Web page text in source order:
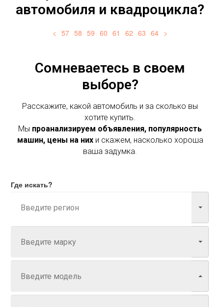
автомобиля и квадроцикла?
< 57 58 59 60 61 62 63 64 >
Сомневаетесь в своем
выборе?
Расскажите, какой автомобиль и за сколько вы
хотите купить.
Мы проанализируем объявления, популярность
машин, цены на нихи скажем, насколько хороша
ваша задумка.
Где искать?